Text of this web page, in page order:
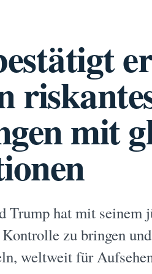
mit
Trump hat mit seinem
zu bringen
weltweit für